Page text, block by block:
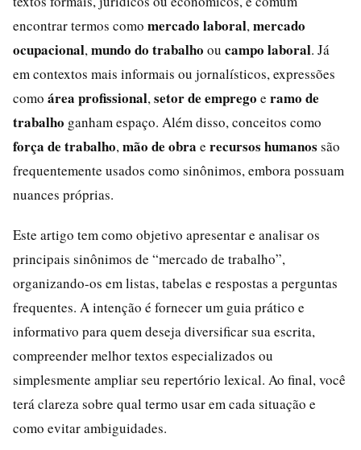
encontrar termos como mercado laboral, mercado
ocupacional, mundo do trabalho ou campo laboral. Já
em contextos mais informais ou jornalísticos, expressões
como área profissional, setor de emprego e ramo de
trabalho ganham espaço. Além disso, conceitos como
força de trabalho, mão de obra e recursos humanos são
frequentemente usados como sinônimos, embora possuam
nuances próprias.
Este artigo tem como objetivo apresentar e analisar os
principais sinônimos de “mercado de trabalho”,
organizando-os em listas, tabelas e respostas a perguntas
frequentes. A intenção é fornecer um guia prático e
informativo para quem deseja diversificar sua escrita,
compreender melhor textos especializados ou
simplesmente ampliar seu repertório lexical. Ao final, você
terá clareza sobre qual termo usar em cada situação e
como evitar ambiguidades.